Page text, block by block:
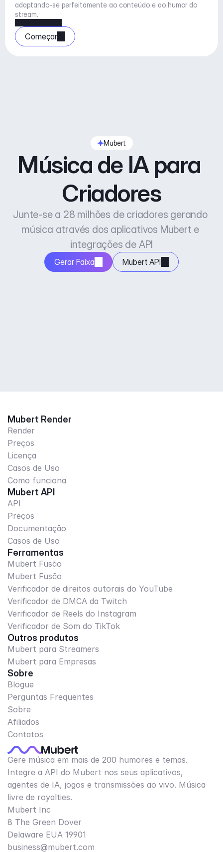
adaptando-se perfeitamente ao conteúdo e ao humor do
stream.
Começar
Mubert
Música de IA para
Criadores
Junte-se a 28 milhões de criadores gerando
música através dos aplicativos Mubert e
integrações de API
Gerar Faixa Mubert API
Mubert Render
Render
Preços
Licença
Casos de Uso
Como funciona
Mubert API
API
Preços
Documentação
Casos de Uso
Ferramentas
Mubert Fusão
Mubert Fusão
Verificador de direitos autorais do YouTube
Verificador de DMCA da Twitch
Verificador de Reels do Instagram
Verificador de Som do TikTok
Outros produtos
Mubert para Streamers
Mubert para Empresas
Sobre
Blogue
Perguntas Frequentes
Sobre
Afiliados
Contatos
Gere música em mais de 200 humores e temas.
Integre a API do Mubert nos seus aplicativos,
agentes de IA, jogos e transmissões ao vivo. Música
livre de royalties.
Mubert Inc
8 The Green Dover
Delaware EUA 19901​
business@mubert.com